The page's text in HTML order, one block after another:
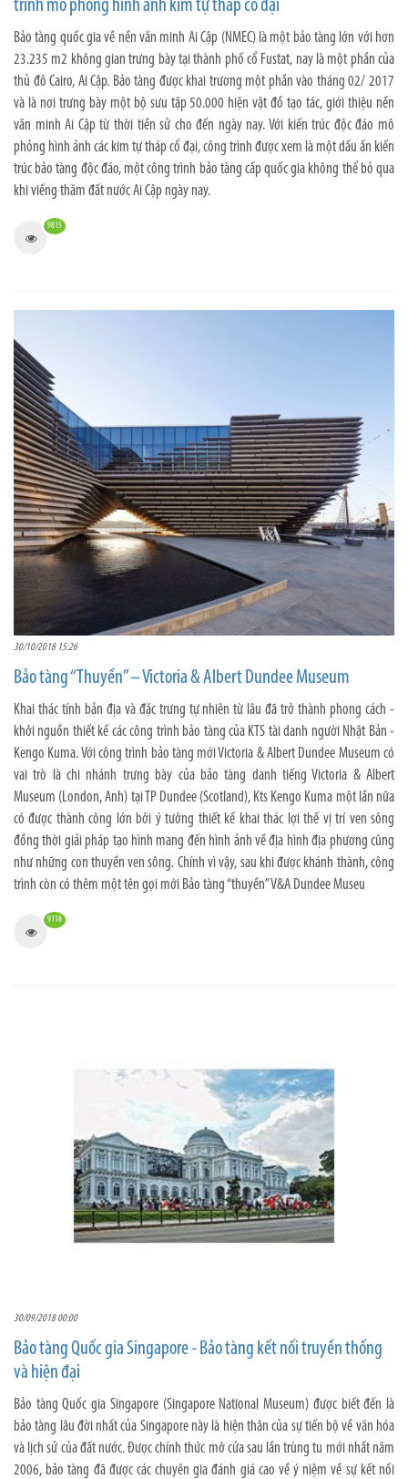
trình mô phỏng hình ảnh kim tự tháp cổ đại
Bảo tàng quốc gia về nền văn minh Ai Cập (NMEC) là một bảo tàng lớn với hơn
23.235 m2 không gian trưng bày tại thành phố cổ Fustat, nay là một phần của
thủ đô Cairo, Ai Cập. Bảo tàng được khai trương một phần vào tháng 02/ 2017
và là nơi trưng bày một bộ sưu tập 50.000 hiện vật đồ tạo tác, giới thiệu nền
văn minh Ai Cập từ thời tiền sử cho đến ngày nay. Với kiến trúc độc đáo mô
phỏng hình ảnh các kim tự tháp cổ đại, công trình được xem là một dấu ấn kiến
trúc bảo tàng độc đáo, một công trình bảo tàng cấp quốc gia không thể bỏ qua
khi viếng thăm đất nước Ai Cập ngày nay.
9815
30/10/2018 15:26
Bảo tàng “Thuyền” – Victoria & Albert Dundee Museum
Khai thác tính bản địa và đặc trưng tự nhiên từ lâu đã trở thành phong cách -
khởi nguồn thiết kế các công trình bảo tàng của KTS tài danh người Nhật Bản -
Kengo Kuma. Với công trình bảo tàng mới Victoria & Albert Dundee Museum có
vai trò là chi nhánh trưng bày của bảo tàng danh tiếng Victoria & Albert
Museum (London, Anh) tại TP Dundee (Scotland), Kts Kengo Kuma một lần nữa
có được thành công lớn bởi ý tưởng thiết kế khai thác lợi thế vị trí ven sông
đồng thời giải pháp tạo hình mang đến hình ảnh về địa hình địa phương cũng
như những con thuyền ven sông. Chính vì vậy, sau khi được khánh thành, công
trình còn có thêm một tên gọi mới Bảo tàng “thuyền” V&A Dundee Museu
9118
30/09/2018 00:00
Bảo tàng Quốc gia Singapore - Bảo tàng kết nối truyền thống
và hiện đại
Bảo tàng Quốc gia Singapore (Singapore National Museum) được biết đến là
bảo tàng lâu đời nhất của Singapore này là hiện thân của sự tiến bộ về văn hóa
và lịch sử của đất nước. Được chính thức mở cửa sau lần trùng tu mới nhất năm
2006, bảo tàng đã được các chuyên gia đánh giá cao về ý niệm về sự kết nối